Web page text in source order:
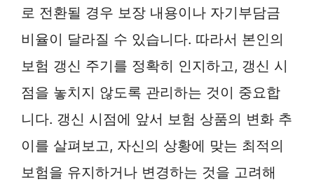
로 전환될 경우 보장 내용이나 자기부담금
비율이 달라질 수 있습니다. 따라서 본인의
보험 갱신 주기를 정확히 인지하고, 갱신 시
점을 놓치지 않도록 관리하는 것이 중요합
니다. 갱신 시점에 앞서 보험 상품의 변화 추
이를 살펴보고, 자신의 상황에 맞는 최적의
보험을 유지하거나 변경하는 것을 고려해